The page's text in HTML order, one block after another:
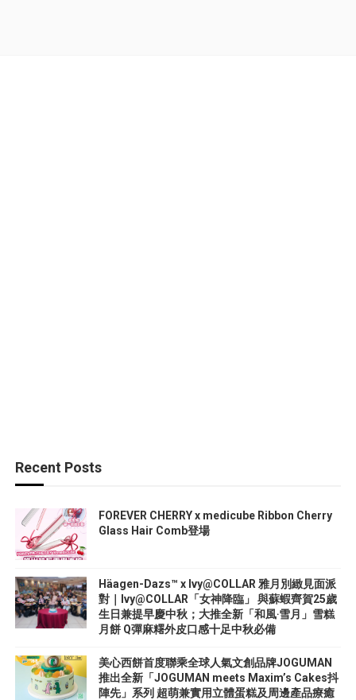
Recent Posts
FOREVER CHERRY x medicube Ribbon Cherry
Glass Hair Comb登場
Häagen-Dazs™ x Ivy@COLLAR 雅月別緻見面派
對｜Ivy@COLLAR「女神降臨」 與蘇蝦齊賀25歲
生日兼提早慶中秋；大推全新「和風‧雪月」雪糕
月餅 Q彈麻糬外皮口感十足中秋必備
美心西餅首度聯乘全球人氣文創品牌JOGUMAN
推出全新「JOGUMAN meets Maxim’s Cakes抖
陣先」系列 超萌兼實用立體蛋糕及周邊產品療癒